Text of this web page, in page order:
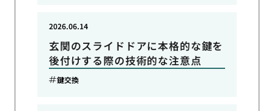
玄関のスライドドアに本格的な鍵を
後付けする際の技術的な注意点
2026.06.14
鍵交換